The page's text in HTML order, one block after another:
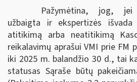
Pažymėtina, jog, jei
užbaigta ir ekspertizės
atitikimą arba neatitikimą
reikalavimų aprašui VMI prie FM
iki 2025 m. balandžio 30 d., tai
statusas Sąraše būtų